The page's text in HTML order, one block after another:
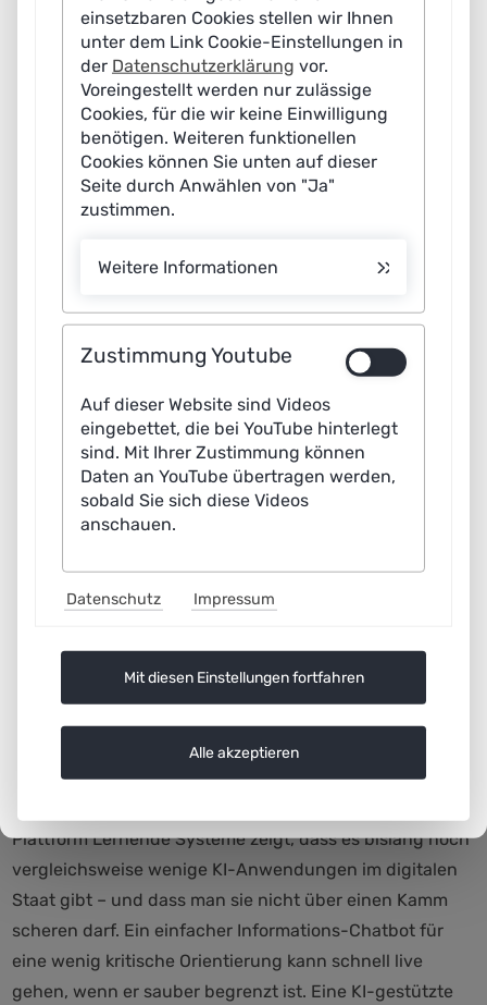
Anzahl online gestellter Formulare. Verständlichkeit,
Zugänglichkeit, Fairness, Datenschutz, Transparenz und
Rechenschaft sind keine „weichen“ Ziele, sondern harte
Qualitätskriterien. Gerade bei kritischen Anliegen wie
dem Wohnberechtigungsschein entscheidet sich, ob
Menschen ihre Ansprüche korrekt geltend machen
können – oder ob Missverständnisse, fehlende
machen. KI kann hier helfen, wenn sie wertebasiert
abfragt, prüft und den Prozess nachvollziehbar macht –
statt als Tool, das nur Text generiert. Entscheidend ist,
dass solche Systeme nicht am Reißbrett entstehen:
Bürgerinnen und Bürger, Sachbearbeitung, IT und
Datenschutz müssen von Anfang an gemeinsam
definieren, was „hilfreich“, „zulässig“ und „prüfbar“
Horstmannshoff, Jochen Meyer, Susanne Boll: Value-
Driven Design for Public Administration: Insights from a
FAccT 2025: 1554-1564)
bei High-Risk
Gleichzeitig muss man ehrlich sein: Nicht jede
Plattform Lernende Systeme zeigt, dass es bislang noch
vergleichsweise wenige KI-Anwendungen im digitalen
Staat gibt – und dass man sie nicht über einen Kamm
scheren darf. Ein einfacher Informations-Chatbot für
eine wenig kritische Orientierung kann schnell live
gehen, wenn er sauber begrenzt ist. Eine KI-gestützte
einsetzbaren Cookies stellen wir Ihnen
unter dem Link Cookie-Einstellungen in
der Datenschutzerklärung vor.
Voreingestellt werden nur zulässige
Cookies, für die wir keine Einwilligung
benötigen. Weiteren funktionellen
Cookies können Sie unten auf dieser
Seite durch Anwählen von "Ja"
zustimmen.
Weitere Informationen
Zustimmung Youtube
Auf dieser Website sind Videos
eingebettet, die bei YouTube hinterlegt
sind. Mit Ihrer Zustimmung können
Daten an YouTube übertragen werden,
sobald Sie sich diese Videos
anschauen.
Datenschutz Impressum
Mit diesen Einstellungen fortfahren
Alle akzeptieren